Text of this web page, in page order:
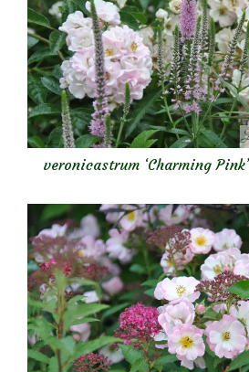
veronicastrum ‘Charming